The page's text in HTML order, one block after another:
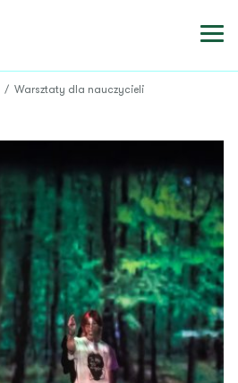
/ Warsztaty dla nauczycieli